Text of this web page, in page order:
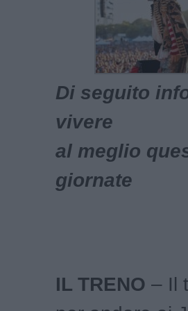
Di seguito
vivere
al meglio
giornate
IL TRENO – Il